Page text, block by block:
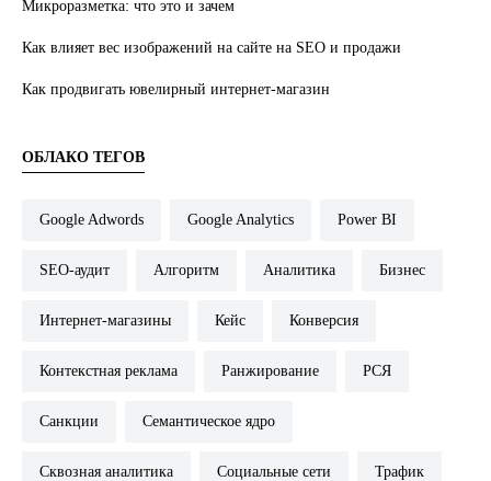
Микроразметка: что это и зачем
Как влияет вес изображений на сайте на SEO и продажи
Как продвигать ювелирный интернет-магазин
ОБЛАКО ТЕГОВ
Google Adwords Google Analytics Power BI
SEO-аудит Алгоритм Аналитика Бизнес
Интернет-магазины Кейс Конверсия
Контекстная реклама Ранжирование РСЯ
Санкции Семантическое ядро
Сквозная аналитика Социальные сети Трафик